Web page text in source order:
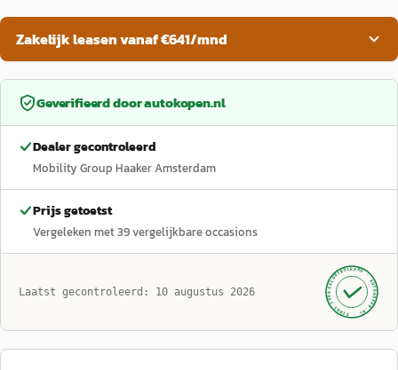
Zakelijk leasen vanaf €641/mnd
Geverifieerd doorautokopen.nl
Dealer gecontroleerd
Mobility Group Haaker Amsterdam
Prijs getoetst
Vergeleken met39vergelijkbare occasions
Laatst gecontroleerd: 10 augustus 2026 GECONTROLEERD ·
AUTOKOPEN.NL
· SINDS 1999 ·